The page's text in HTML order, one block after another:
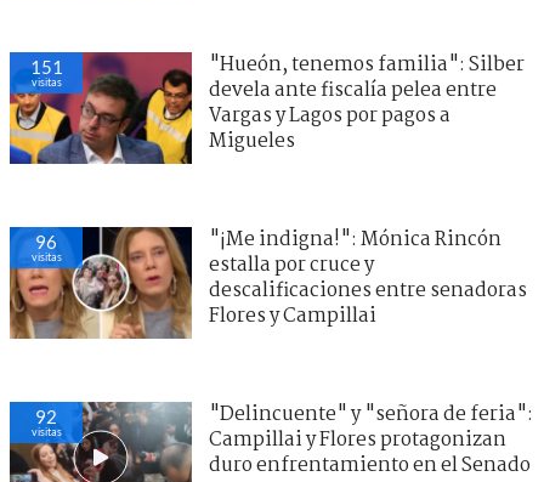
151
visitas
"Hueón, tenemos familia": Silber
devela ante fiscalía pelea entre
Vargas y Lagos por pagos a
Migueles
96
visitas
"¡Me indigna!": Mónica Rincón
estalla por cruce y
descalificaciones entre senadoras
Flores y Campillai
92
visitas
"Delincuente" y "señora de feria":
Campillai y Flores protagonizan
duro enfrentamiento en el Senado